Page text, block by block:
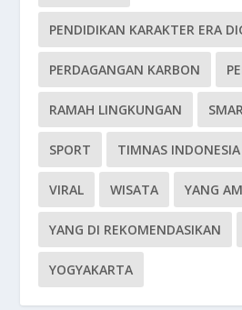
PENDIDIKAN KARAKTER ERA
PERDAGANGAN KARBON
RAMAH LINGKUNGAN
SPORT TIMNAS INDONESIA
VIRAL WISATA YANG
YANG DI REKOMENDASIKAN
YOGYAKARTA